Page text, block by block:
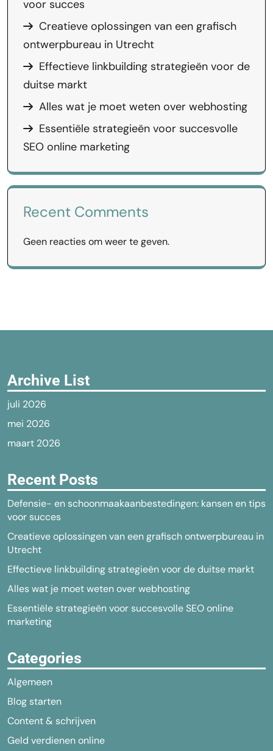
voor succes
Creatieve oplossingen van een grafisch
ontwerpbureau in Utrecht
Effectieve linkbuilding strategieën voor de
duitse markt
Alles wat je moet weten over webhosting
Essentiële strategieën voor succesvolle
SEO online marketing
Recent Comments
Geen reacties om weer te geven.
Archive List
juli 2026
mei 2026
maart 2026
Recent Posts
Defensie- en schoonmaakaanbestedingen: kansen en tips
voor succes
Creatieve oplossingen van een grafisch ontwerpbureau in
Utrecht
Effectieve linkbuilding strategieën voor de duitse markt
Alles wat je moet weten over webhosting
Essentiële strategieën voor succesvolle SEO online
marketing
Categories
Algemeen
Blog starten
Content & schrijven
Geld verdienen online